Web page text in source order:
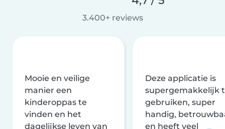
3.400+ reviews
Mooie en veilige
manier een
kinderoppas te
vinden en het
dagelijkse leven van
Deze applicatie is
supergemakkelijk
gebruiken, super
handig,
en heeft veel